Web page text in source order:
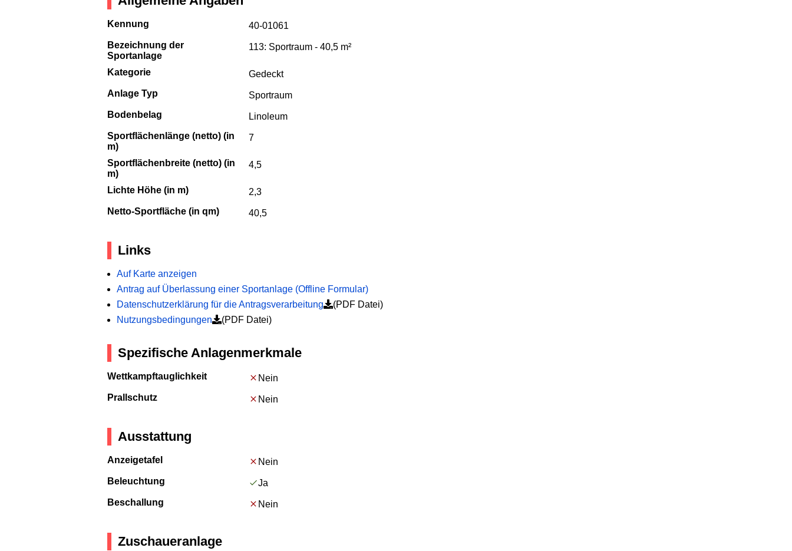
Kennung
40-01061
Bezeichnung der
Sportanlage
113: Sportraum - 40,5 m²
Kategorie
Gedeckt
Anlage Typ
Sportraum
Bodenbelag
Linoleum
Sportflächenlänge (netto) (in
m)
7
Sportflächenbreite (netto) (in
m)
4,5
Lichte Höhe (in m)
2,3
Netto-Sportfläche (in qm)
40,5
Links
Auf Karte anzeigen
Antrag auf Überlassung einer Sportanlage (Offline Formular)
Datenschutzerklärung für die Antragsverarbeitung
(PDF Datei)
Nutzungsbedingungen
(PDF Datei)
Spezifische Anlagenmerkmale
Wettkampftauglichkeit
Nein
Prallschutz
Nein
Ausstattung
Anzeigetafel
Nein
Beleuchtung
Ja
Beschallung
Nein
Zuschaueranlage